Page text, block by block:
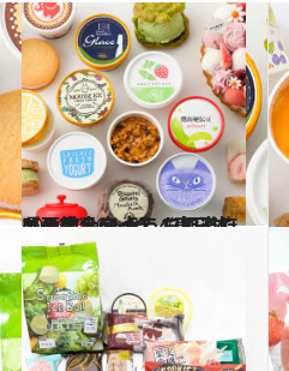
2024.7.20
【画像全61点】47都道府県の手土産 おうちで楽しめる絶品アイス《東日本エリア》
グルメ